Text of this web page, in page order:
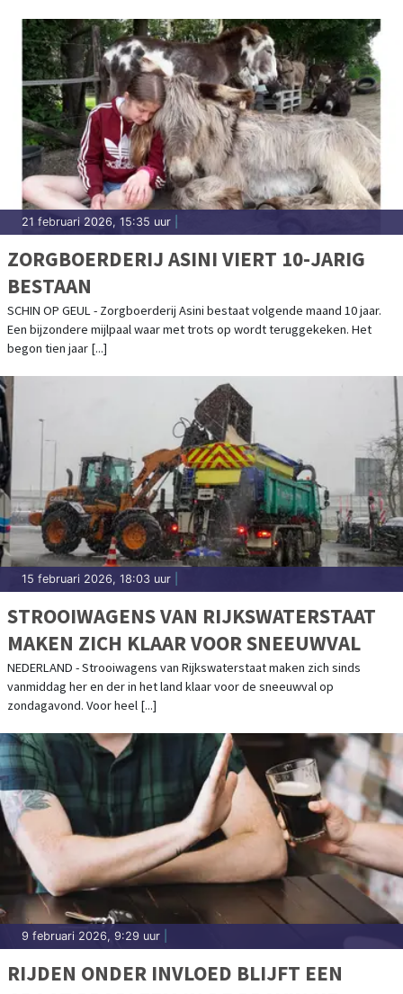
21 februari 2026, 15:35 uur
ZORGBOERDERIJ ASINI VIERT 10-JARIG
BESTAAN
SCHIN OP GEUL - Zorgboerderij Asini bestaat volgende maand 10 jaar.
Een bijzondere mijlpaal waar met trots op wordt teruggekeken. Het
begon tien jaar [...]
15 februari 2026, 18:03 uur
STROOIWAGENS VAN RIJKSWATERSTAAT
MAKEN ZICH KLAAR VOOR SNEEUWVAL
NEDERLAND - Strooiwagens van Rijkswaterstaat maken zich sinds
vanmiddag her en der in het land klaar voor de sneeuwval op
zondagavond. Voor heel [...]
9 februari 2026, 9:29 uur
RIJDEN ONDER INVLOED BLIJFT EEN